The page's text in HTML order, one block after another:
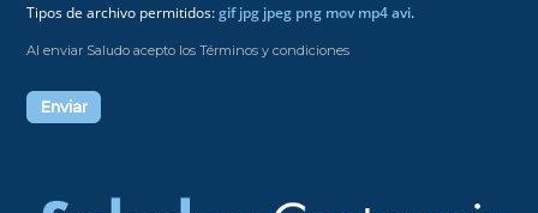
Tipos de archivo permitidos:gif jpg jpeg png mov mp4 avi.
Al enviar Saludo acepto los Términos y condiciones